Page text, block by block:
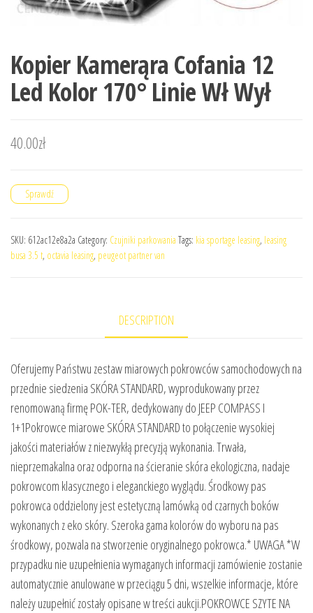
Kopier Kamerąra Cofania 12
Led Kolor 170° Linie Wł Wył
40.00zł
Sprawdź
SKU: 612ac12e8a2a Category: Czujniki parkowania Tags: kia sportage leasing, leasing
busa 3.5 t, octavia leasing, peugeot partner van
DESCRIPTION
Oferujemy Państwu zestaw miarowych pokrowców samochodowych na
przednie siedzenia SKÓRA STANDARD, wyprodukowany przez
renomowaną firmę POK-TER, dedykowany do JEEP COMPASS I
1+1Pokrowce miarowe SKÓRA STANDARD to połączenie wysokiej
jakości materiałów z niezwykłą precyzją wykonania. Trwała,
nieprzemakalna oraz odporna na ścieranie skóra ekologiczna, nadaje
pokrowcom klasycznego i eleganckiego wyglądu. Środkowy pas
pokrowca oddzielony jest estetyczną lamówką od czarnych boków
wykonanych z eko skóry. Szeroka gama kolorów do wyboru na pas
środkowy, pozwala na stworzenie oryginalnego pokrowca.* UWAGA *W
przypadku nie uzupełnienia wymaganych informacji zamówienie zostanie
automatycznie anulowane w przeciągu 5 dni, wszelkie informacje, które
należy uzupełnić zostały opisane w treści aukcji.POKROWCE SZYTE NA